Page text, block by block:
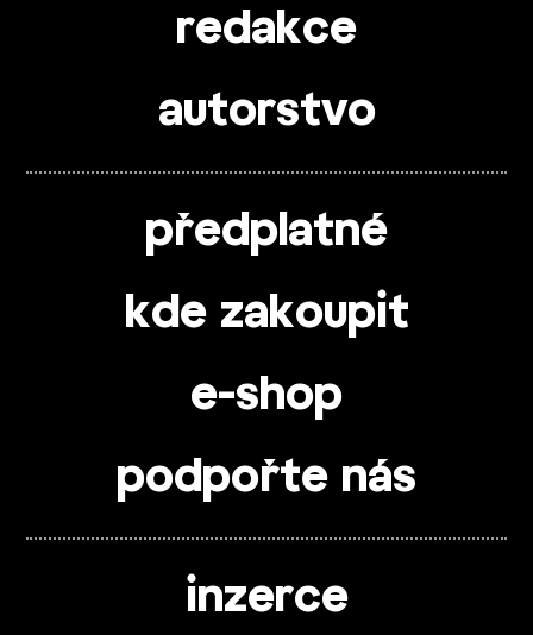
redakce
autorstvo
předplatné
kde zakoupit
e-shop
podpořte nás
inzerce